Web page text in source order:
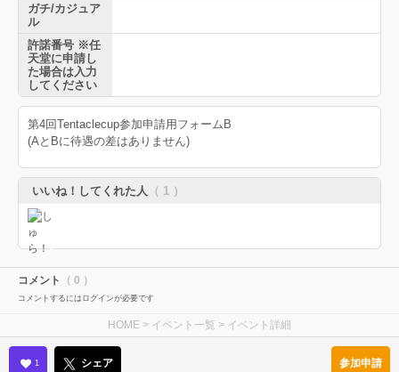
ガチ/カジュア
ル
許諾番号 ※任
天堂に申請し
た場合は入力
してください
第4回Tentaclecup参加申請用フォームB
(AとBに待遇の差はありません)
いいね！してくれた人 （ 1 ）
コメント （ 0 ）
コメントするにはログインが必要です
HOME > イベント一覧 > イベント詳細
1 シェア 参加申請